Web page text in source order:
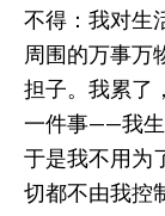
不得：我对生
周围的万事万
担子。我累了
一件事——我生
于是我不用为
切都不由我控